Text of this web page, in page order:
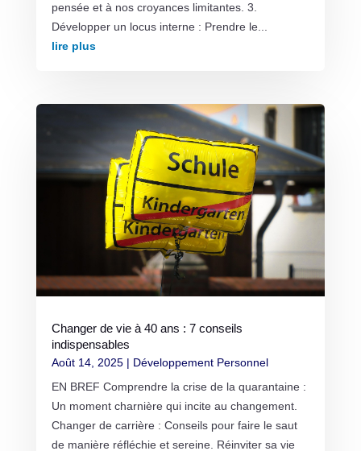
pensée et à nos croyances limitantes. 3.
Développer un locus interne : Prendre le...
lire plus
Changer de vie à 40 ans : 7 conseils
indispensables
Août 14, 2025| Développement Personnel
EN BREF Comprendre la crise de la quarantaine :
Un moment charnière qui incite au changement.
Changer de carrière : Conseils pour faire le saut
de manière réfléchie et sereine. Réinviter sa vie